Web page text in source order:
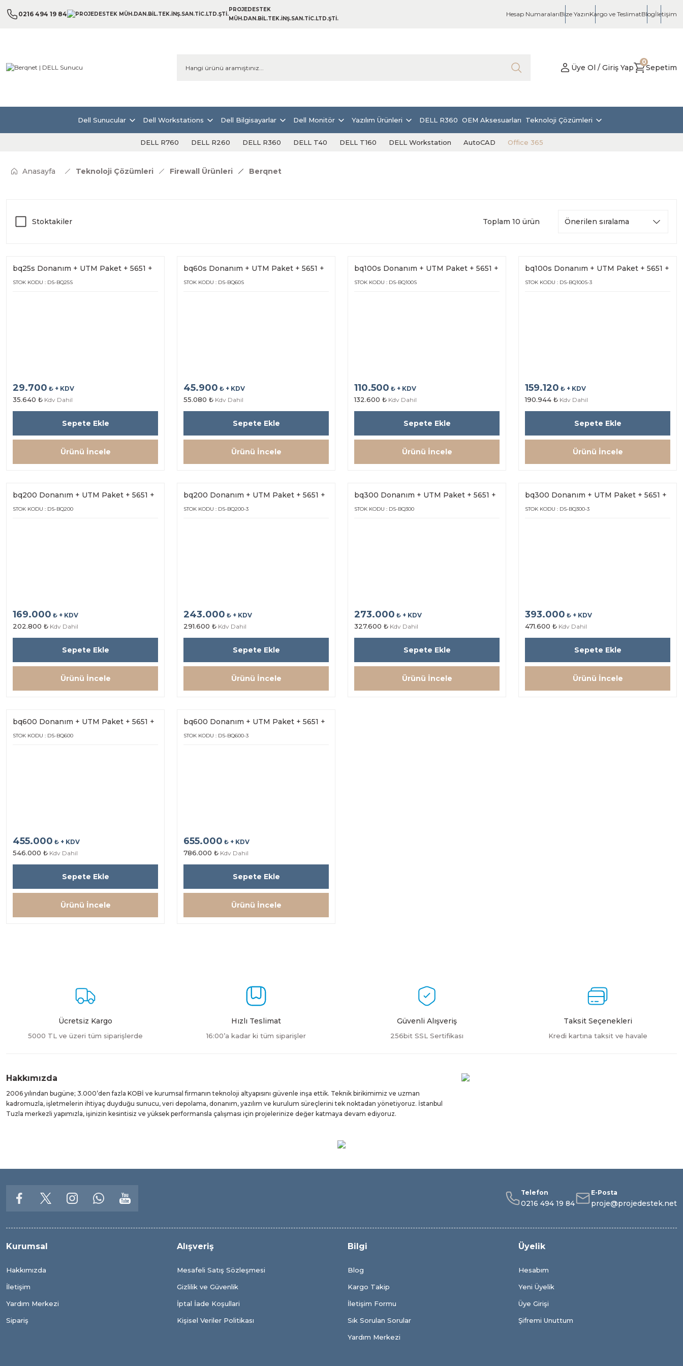
0216 494 19 84
PROJEDESTEK
MÜH.DAN.BİL.TEK.İNŞ.SAN.TİC.LTD.ŞTİ.
Hesap NumaralarıBize YazınKargo ve TeslimatBlogİletişim
Üye Ol / Giriş Yap Sepetim
0
Dell Sunucular Dell Workstations Dell Bilgisayarlar Dell Monitör Yazılım Ürünleri DELL R360 OEM Aksesuarları Teknoloji Çözümleri
DELL R760 DELL R260 DELL R360 DELL T40 DELL T160 DELL Workstation AutoCAD Office 365
Anasayfa Teknoloji Çözümleri Firewall Ürünleri Berqnet
Stoktakiler Toplam 10 ürün
bq25s Donanım + UTM Paket + 5651 +
Hot Spot bq25s (1Yıl Lisans)
STOK KODU : DS-BQ25S
29.700 ₺ + KDV
35.640 ₺ Kdv Dahil
Sepete Ekle
Ürünü İncele
bq60s Donanım + UTM Paket + 5651 +
Hot Spot bq60s (1Yıl Lisans)
STOK KODU : DS-BQ60S
45.900 ₺ + KDV
55.080 ₺ Kdv Dahil
Sepete Ekle
Ürünü İncele
bq100s Donanım + UTM Paket + 5651 +
Hot Spot bq25s (1Yıl Lisans)
STOK KODU : DS-BQ100S
110.500 ₺ + KDV
132.600 ₺ Kdv Dahil
Sepete Ekle
Ürünü İncele
bq100s Donanım + UTM Paket + 5651 +
Hot Spot bq25s (3Yıl Lisans)
STOK KODU : DS-BQ100S-3
159.120 ₺ + KDV
190.944 ₺ Kdv Dahil
Sepete Ekle
Ürünü İncele
bq200 Donanım + UTM Paket + 5651 +
Hot Spot bq25s (1Yıl Lisans)
STOK KODU : DS-BQ200
169.000 ₺ + KDV
202.800 ₺ Kdv Dahil
Sepete Ekle
Ürünü İncele
bq200 Donanım + UTM Paket + 5651 +
Hot Spot bq25s (3Yıl Lisans)
STOK KODU : DS-BQ200-3
243.000 ₺ + KDV
291.600 ₺ Kdv Dahil
Sepete Ekle
Ürünü İncele
bq300 Donanım + UTM Paket + 5651 +
Hot Spot bq25s (1Yıl Lisans)
STOK KODU : DS-BQ300
273.000 ₺ + KDV
327.600 ₺ Kdv Dahil
Sepete Ekle
Ürünü İncele
bq300 Donanım + UTM Paket + 5651 +
Hot Spot bq25s (3Yıl Lisans)
STOK KODU : DS-BQ300-3
393.000 ₺ + KDV
471.600 ₺ Kdv Dahil
Sepete Ekle
Ürünü İncele
bq600 Donanım + UTM Paket + 5651 +
Hot Spot bq25s (1Yıl Lisans)
STOK KODU : DS-BQ600
455.000 ₺ + KDV
546.000 ₺ Kdv Dahil
Sepete Ekle
Ürünü İncele
bq600 Donanım + UTM Paket + 5651 +
Hot Spot bq25s (3Yıl Lisans)
STOK KODU : DS-BQ600-3
655.000 ₺ + KDV
786.000 ₺ Kdv Dahil
Sepete Ekle
Ürünü İncele
Ücretsiz Kargo
5000 TL ve üzeri tüm siparişlerde
Hızlı Teslimat
16:00’a kadar ki tüm siparişler
Güvenli Alışveriş
256bit SSL Sertifikası
Taksit Seçenekleri
Kredi kartına taksit ve havale
Hakkımızda
2006 yılından bugüne; 3.000’den fazla KOBİ ve kurumsal firmanın teknoloji altyapısını güvenle inşa ettik. Teknik birikimimiz ve uzman
kadromuzla, işletmelerin ihtiyaç duyduğu sunucu, veri depolama, donanım, yazılım ve kurulum süreçlerini tek noktadan yönetiyoruz. İstanbul
Tuzla merkezli yapımızla, işinizin kesintisiz ve yüksek performansla çalışması için projelerinize değer katmaya devam ediyoruz.
Telefon
0216 494 19 84
E-Posta
proje@projedestek.net
Kurumsal
Hakkımızda
İletişim
Yardım Merkezi
Sipariş
Alışveriş
Mesafeli Satış Sözleşmesi
Gizlilik ve Güvenlik
İptal İade Koşullari
Kişisel Veriler Politikası
Bilgi
Blog
Kargo Takip
İletişim Formu
Sık Sorulan Sorular
Yardım Merkezi
Üyelik
Hesabım
Yeni Üyelik
Üye Girişi
Şifremi Unuttum